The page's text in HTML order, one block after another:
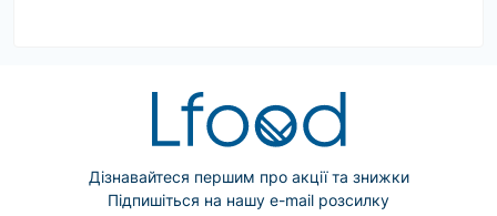
Дізнавайтеся першим про акції та знижки
Підпишіться на нашу e-mail розсилку